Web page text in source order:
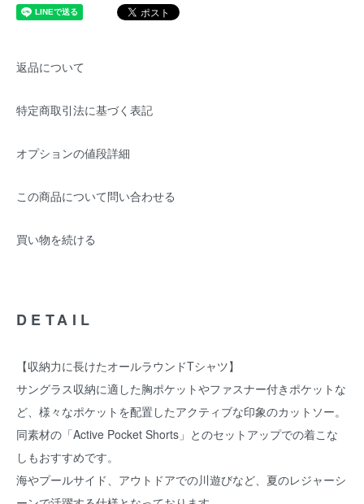
返品について
特定商取引法に基づく表記
オプションの値段詳細
この商品について問い合わせる
買い物を続ける
DETAIL
【収納力に長けたオールラウンドTシャツ】
サングラス収納に適した胸ポケットやファスナー付きポケットな
ど、様々なポケットを配置したアクティブな印象のカットソー。
同素材の「Active Pocket Shorts」とのセットアップでの着こな
しもおすすめです。
海やプールサイド、アウトドアでの川遊びなど、夏のレジャーシ